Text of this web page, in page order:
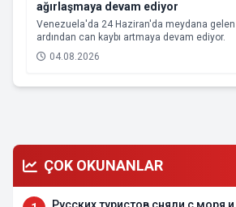
ağırlaşmaya devam ediyor
Venezuela'da 24 Haziran'da meydana
ardından can kaybı artmaya devam ediyor.
04.08.2026
ÇOK OKUNANLAR